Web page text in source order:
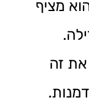
מציף
זה